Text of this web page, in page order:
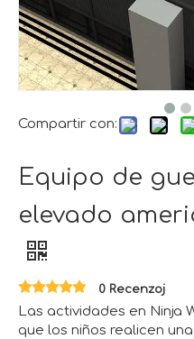
Compartir con:
Equipo de
elevado
0 Recenzoj
Las actividades en Ninja
que los niños realicen